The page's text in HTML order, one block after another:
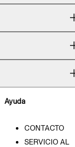
Ayuda
CONTACTO
SERVICIO AL